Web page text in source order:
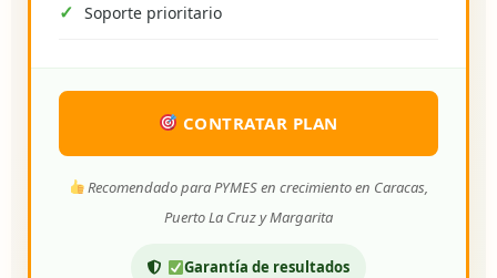
Soporte prioritario
CONTRATAR PLAN
Recomendado para PYMES en crecimiento en Caracas,
Puerto La Cruz y Margarita
Garantía de resultados